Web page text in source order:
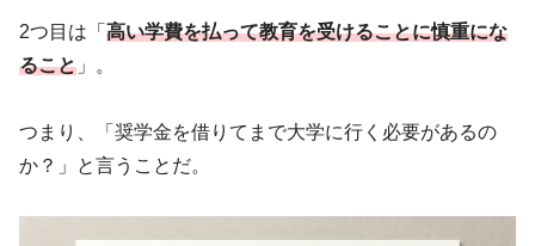
2つ目は「 高い学費を払って教育を受けることに慎重にな
ること 」。
つまり、「奨学金を借りてまで大学に行く必要があるの
か？」と言うことだ。